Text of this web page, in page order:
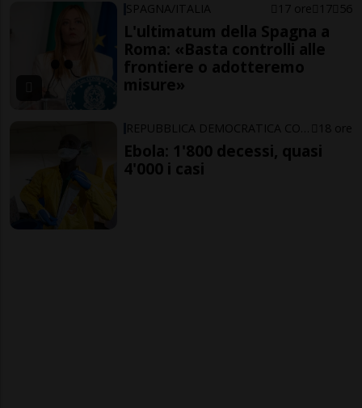
SPAGNA/ITALIA 17 ore 17 56
L'ultimatum della Spagna a
Roma: «Basta controlli alle
frontiere o adotteremo
misure»
18 ore
Ebola: 1'800 decessi, quasi
4'000 i casi